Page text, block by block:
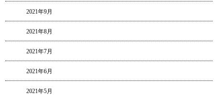
2021年9月
2021年8月
2021年7月
2021年6月
2021年5月